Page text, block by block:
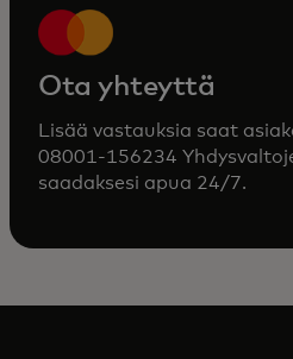
Ota yhteyttä
Lisää vastauksia saat
08001-156234
saadaksesi apua 24/7.